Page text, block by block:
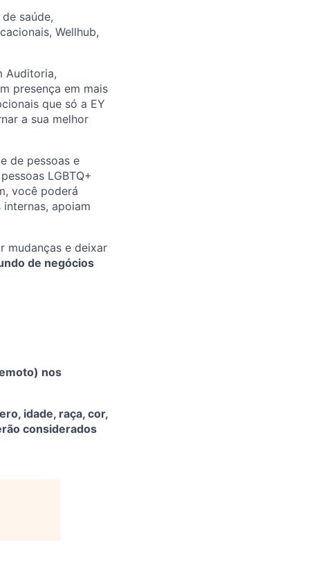
saúde,
Wellhub,
Auditoria,
presença em mais
que só a EY
a sua melhor
de pessoas e
LGBTQ+
você poderá
apoiam
mudanças e deixar
de negócios
nos
idade, raça, cor,
considerados